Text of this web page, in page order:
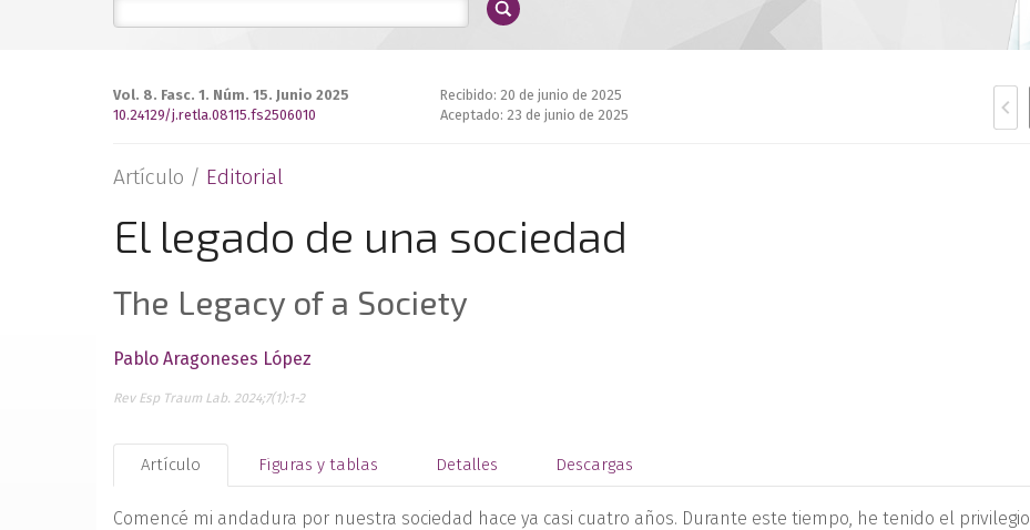
Vol. 8. Fasc. 1. Núm. 15. Junio 2025
10.24129/j.retla.08115.fs2506010
Recibido: 20 de junio de 2025
Aceptado: 23 de junio de 2025
Artículo / Editorial
El legado de una sociedad
The Legacy of a Society
Pablo Aragoneses López
Rev Esp Traum Lab. 2024;7(1):1-2
Artículo Figuras y tablas Detalles Descargas
Comencé mi andadura por nuestra sociedad hace ya casi cuatro años. Durante este tiempo, he tenido el privilegio